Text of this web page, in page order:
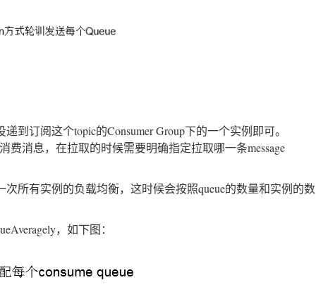
到订阅这个topic的Consumer Group下的一个实例即可。
费消息，在拉取的时候需要明确指定拉取哪一条message
所有实例的负载均衡，这时候会按照queue的数量和实例的数
，如下图：